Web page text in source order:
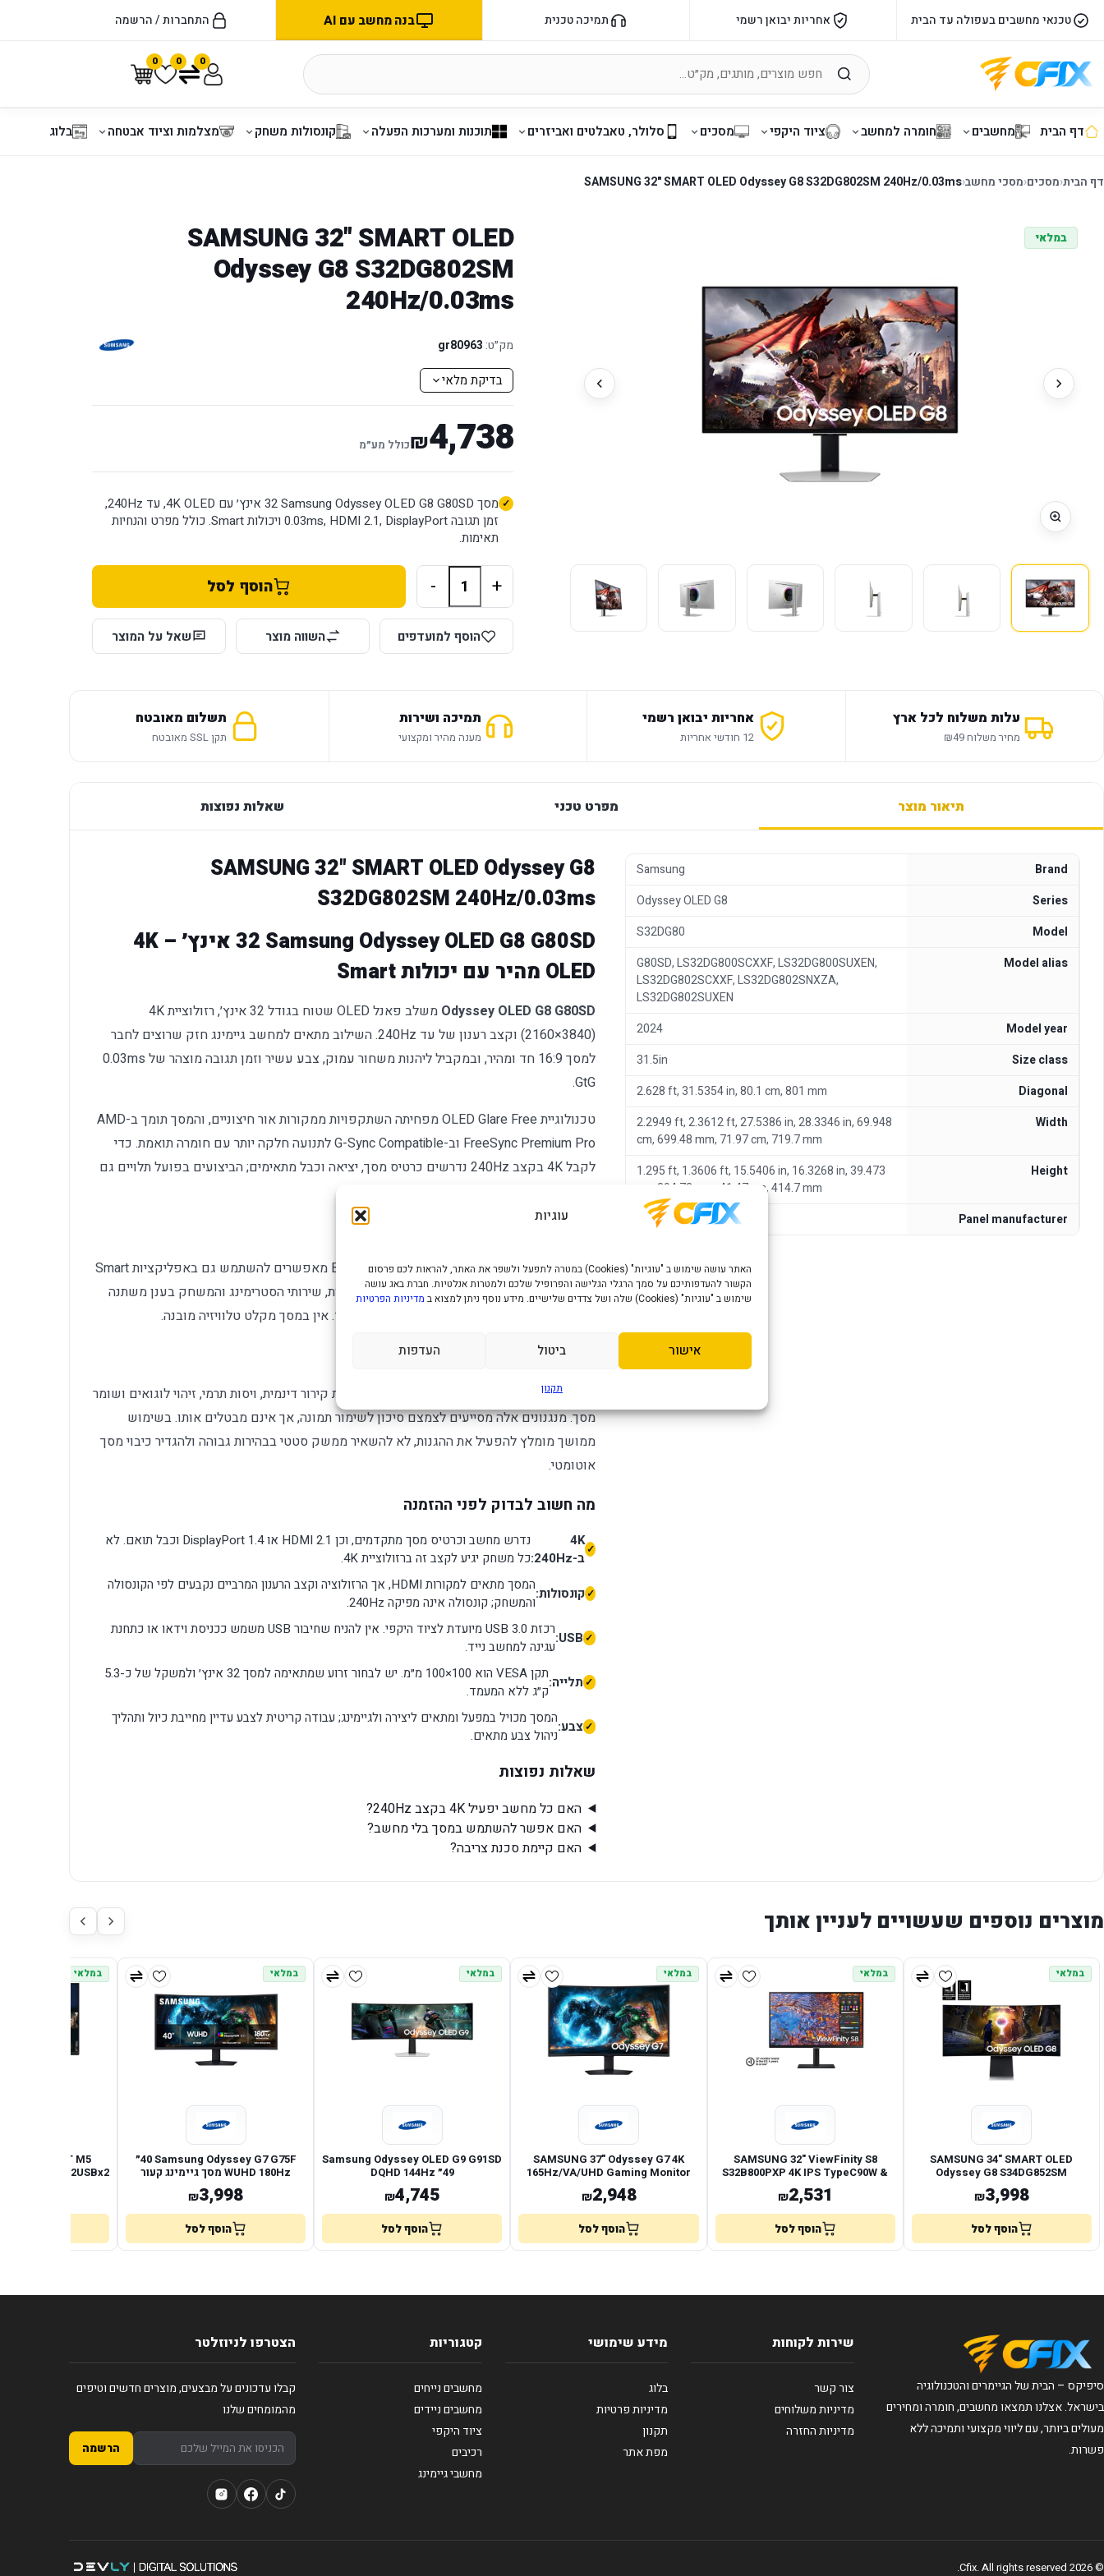
עוגיות
האתר עושה שימוש ב "עוגיות" (Cookies) במטרה לתפעל ולשפר את האתר, להראות לכם פרסום
הקשור להעדפותיכם על סמך הרגלי הגלישה והפרופיל שלכם ולמטרות אנלטיות. חברת באג עושה
שימוש ב "עוגיות" (Cookies) שלה ושל צדדים שלישיים. מידע נוסף ניתן למצוא ב
מדיניות הפרטיות
אישור ביטול העדפות
תקנון
טכנאי מחשבים בעפולה עד הבית אחריות יבואן רשמי תמיכה טכנית בנה מחשב עם AI התחברות / הרשמה
0 0 0
דף הבית מחשבים חומרה למחשב ציוד היקפי מסכים סלולר, טאבלטים ואביזרים תוכנות ומערכות הפעלה קונסולות משחק מצלמות וציוד אבטחה בלוג
דף הבית‹מסכים‹מסכי מחשב‹
SAMSUNG 32" SMART OLED Odyssey G8 S32DG802SM 240Hz/0.03ms
במלאי
SAMSUNG 32" SMART OLED
Odyssey G8 S32DG802SM
240Hz/0.03ms
מק״ט: gr80963
בדיקת מלאי
4,738
₪כולל מע״מ
מסך Samsung Odyssey OLED G8 G80SD ‏32 אינץ׳ עם 4K OLED, עד 240Hz,
זמן תגובה 0.03ms, HDMI 2.1, DisplayPort ויכולות Smart. כולל מפרט והנחיות
תאימות.
+
- הוסף לסל
הוסף למועדפים השווה מוצר שאל על המוצר
עלות משלוח לכל ארץ
מחיר משלוח ₪49
אחריות יבואן רשמי
12 חודשי אחריות
תמיכה ושירות
מענה מהיר ומקצועי
תשלום מאובטח
תקן SSL מאובטח
תיאור מוצר מפרט טכני שאלות נפוצות
Brand
Samsung
Series
Odyssey OLED G8
Model
S32DG80
Model alias
G80SD, LS32DG800SCXXF, LS32DG800SUXEN,
LS32DG802SCXXF, LS32DG802SNXZA,
LS32DG802SUXEN
Model year
2024
Size class
31.5in
Diagonal
2.628 ft, 31.5354 in, 80.1 cm, 801 mm
Width
2.2949 ft, 2.3612 ft, 27.5386 in, 28.3346 in, 69.948
cm, 699.48 mm, 71.97 cm, 719.7 mm
Height
1.295 ft, 1.3606 ft, 15.5406 in, 16.3268 in, 39.473
cm, 394.73 mm, 41.47 cm, 414.7 mm
Panel manufacturer
Samsung
SAMSUNG 32" SMART OLED Odyssey G8
S32DG802SM 240Hz/0.03ms
Samsung Odyssey OLED G8 G80SD ‏32 אינץ׳ – 4K
OLED מהיר עם יכולות Smart
Odyssey OLED G8 G80SD
משלב פאנל OLED שטוח בגודל 32 אינץ׳, רזולוציית 4K
‏(3840×2160) וקצב רענון של עד 240Hz. השילוב מתאים למחשב גיימינג חזק שרוצים לחבר
למסך 16:9 חד ומהיר, ובמקביל ליהנות משחור עמוק, צבע עשיר וזמן תגובה מוצהר של 0.03ms
טכנולוגיית OLED Glare Free מפחיתה השתקפויות ממקורות אור חיצוניים, והמסך תומך ב-AMD
FreeSync Premium Pro וב-G-Sync Compatible לתנועה חלקה יותר עם חומרה תואמת. כדי
לקבל 4K בקצב 240Hz נדרשים כרטיס מסך, יציאה וכבל מתאימים; הביצועים בפועל תלויים גם
מערכת Tizen, רמקולים מובנים, Wi‑Fi ו-Bluetooth מאפשרים להשתמש גם באפליקציות Smart
TV וב-Samsung Gaming Hub. זמינות האפליקציות, שירותי הסטרימינג והמשחק בענן משתנה
לפי מדינה, חשבון וספק, ולעיתים נדרש מנוי נפרד. אין במסך מקלט טלוויזיה מובנה.
הגנות OLED ושימוש נכון
Samsung משלבת OLED Safeguard+ עם מערכת קירור דינמית, ויסות תרמי, זיהוי לוגואים ושומר
מסך. מנגנונים אלה מסייעים לצמצם סיכון לשימור תמונה, אך אינם מבטלים אותו. בשימוש
ממושך מומלץ להפעיל את ההגנות, לא להשאיר ממשק סטטי בבהירות גבוהה ולהגדיר כיבוי מסך
אוטומטי.
מה חשוב לבדוק לפני ההזמנה
4K
ב-240Hz:
נדרש מחשב וכרטיס מסך מתקדמים, וכן HDMI 2.1 או DisplayPort 1.4 וכבל תואם. לא
כל משחק יגיע לקצב זה ברזולוציית 4K.
קונסולות:
המסך מתאים למקורות HDMI, אך הרזולוציה וקצב הרענון המרביים נקבעים לפי הקונסולה
והמשחק; קונסולה אינה מפיקה 240Hz.
USB:
רכזת USB 3.0 מיועדת לציוד היקפי. אין להניח שחיבור USB משמש ככניסת וידאו או כתחנת
עגינה למחשב נייד.
תלייה:
תקן VESA הוא 100×100 מ״מ. יש לבחור זרוע שמתאימה למסך 32 אינץ׳ ולמשקל של כ-5.3
ק״ג ללא המעמד.
צבע:המסך מכויל במפעל ומתאים ליצירה ולגיימינג; עבודה קריטית לצבע עדיין מחייבת כיול ותהליך
ניהול צבע מתאים.
שאלות נפוצות
האם כל מחשב יפעיל 4K בקצב 240Hz?
האם אפשר להשתמש במסך בלי מחשב?
האם קיימת סכנת צריבה?
מוצרים נוספים שעשויים לעניין אותך
במלאי
SAMSUNG 34" SMART OLED
Odyssey G8 S34DG852SM
175Hz/0.03ms
₪3,998
הוסף לסל
במלאי
SAMSUNG 32" ViewFinity S8
S32B800PXP 4K IPS TypeC90W &
RJ45 Monitor
₪2,531
הוסף לסל
במלאי
SAMSUNG 37" Odyssey G7 4K
165Hz/VA/UHD Gaming Monitor
₪2,948
הוסף לסל
במלאי
Samsung Odyssey OLED G9 G91SD
‏49״ DQHD 144Hz
₪4,745
הוסף לסל
במלאי
Samsung Odyssey G7 G75F ‏40״
WUHD 180Hz מסך גיימינג קעור
₪3,998
הוסף לסל
במלאי
32" FHD FLAT M5
HDMIx2USBx2
סיפיקס – הבית של הגיימרים והטכנולוגיה
בישראל. אצלנו תמצאו מחשבים, חומרה ומחירים
מעולים ביותר, עם ליווי מקצועי ותמיכה ללא
פשרות.
שירות לקוחות
צור קשר
מדיניות משלוחים
מדיניות החזרה
מידע שימושי
בלוג
מדיניות פרטיות
תקנון
מפת אתר
קטגוריות
מחשבים נייחים
מחשבים ניידים
ציוד היקפי
רכיבים
מחשבי גיימינג
הצטרפו לניוזלטר
קבלו עדכונים על מבצעים, מוצרים חדשים וטיפים
מהמומחים שלנו
הרשמה
© 2026 Cfix. All rights reserved.